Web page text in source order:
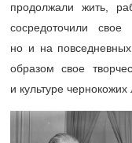
продолжали жить,
сосредоточили
но и на
образом свое
и культуре чернокожих